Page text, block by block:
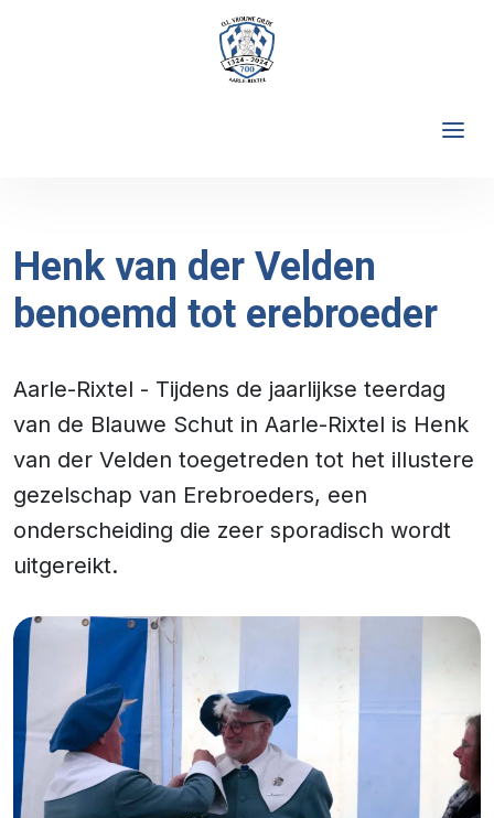
Henk van der Velden
benoemd tot erebroeder
Aarle-Rixtel - Tijdens de jaarlijkse teerdag
van de Blauwe Schut in Aarle-Rixtel is Henk
van der Velden toegetreden tot het illustere
gezelschap van Erebroeders, een
onderscheiding die zeer sporadisch wordt
uitgereikt.